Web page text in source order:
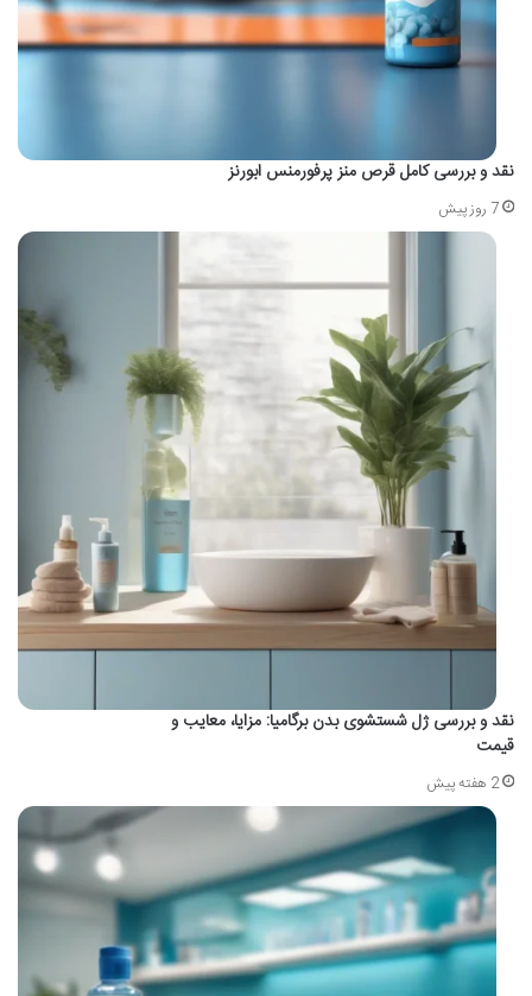
نقد و بررسی کامل قرص منز پرفورمنس ابورنز
7 روز پیش
نقد و بررسی ژل شستشوی بدن برگامیا: مزایا، معایب و
قیمت
2 هفته پیش